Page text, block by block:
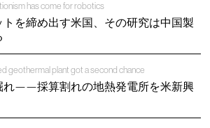
has come for robotics
を締め出す米国、その研究は中国製
geothermal plant got a second chance
れ——採算割れの地熱発電所を米新興